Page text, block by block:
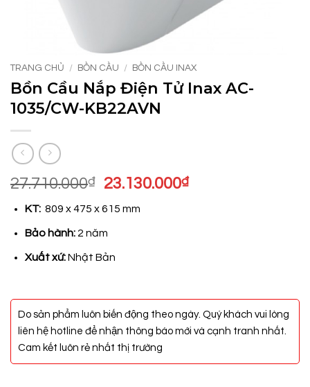
TRANG CHỦ / BỒN CẦU / BỒN CẦU INAX
Bồn Cầu Nắp Điện Tử Inax AC-
1035/CW-KB22AVN
27.710.000₫
Giá
là:
27.710.000₫.
23.130.000₫Giá
KT:809 x 475 x 615 mm
Bảo hành: 2 năm
Xuất xứ:Nhật Bản
Do sản phẩm luôn biến động theo ngày. Quý khách vui lòng
liên hệ hotline để nhận thông báo mới và cạnh tranh nhất.
Cam kết luôn rẻ nhất thị trường